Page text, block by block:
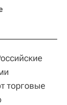
торговые